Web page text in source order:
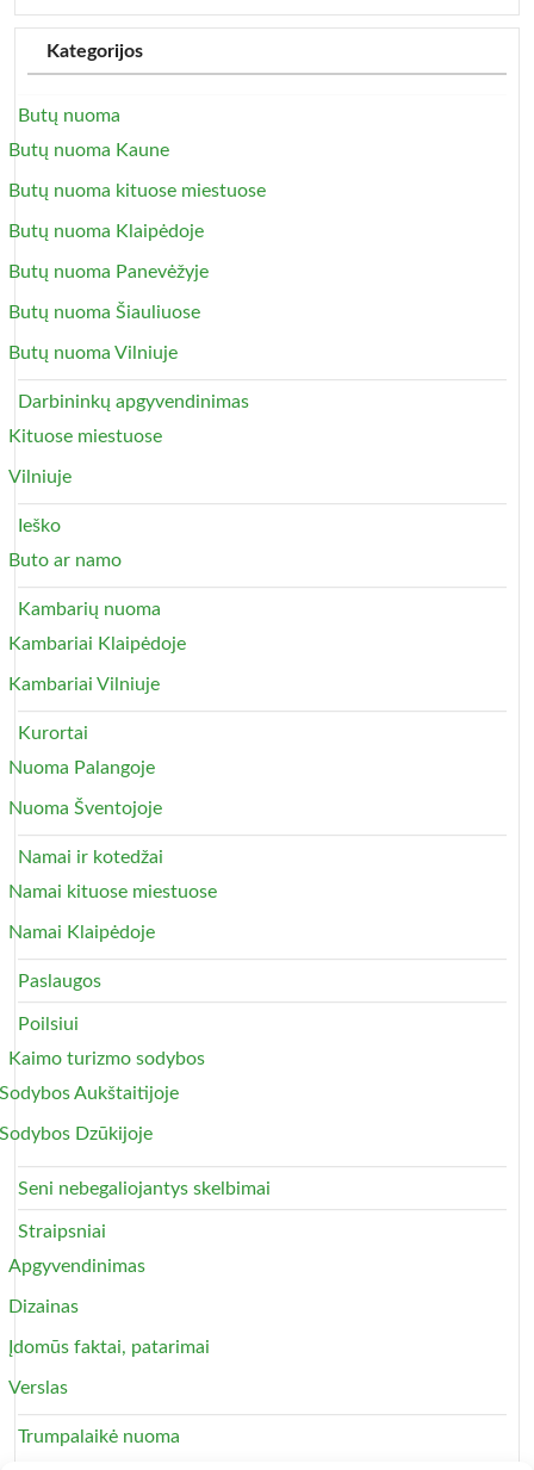
Kategorijos
Butų nuoma
Butų nuoma Kaune
Butų nuoma kituose miestuose
Butų nuoma Klaipėdoje
Butų nuoma Panevėžyje
Butų nuoma Šiauliuose
Butų nuoma Vilniuje
Darbininkų apgyvendinimas
Kituose miestuose
Vilniuje
Ieško
Buto ar namo
Kambarių nuoma
Kambariai Klaipėdoje
Kambariai Vilniuje
Kurortai
Nuoma Palangoje
Nuoma Šventojoje
Namai ir kotedžai
Namai kituose miestuose
Namai Klaipėdoje
Paslaugos
Poilsiui
Kaimo turizmo sodybos
Sodybos Aukštaitijoje
Sodybos Dzūkijoje
Seni nebegaliojantys skelbimai
Straipsniai
Apgyvendinimas
Dizainas
Įdomūs faktai, patarimai
Verslas
Trumpalaikė nuoma